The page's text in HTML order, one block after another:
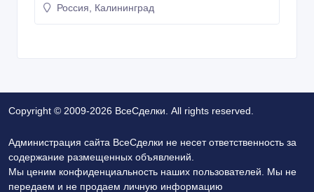
Россия, Калининград
Copyright © 2009-2026 ВсеСделки. All rights reserved.
Администрация сайта ВсеСделки не несет ответственность за
содержание размещенных объявлений.
Мы ценим конфиденциальность наших пользователей. Мы не
передаем и не продаем личную информацию